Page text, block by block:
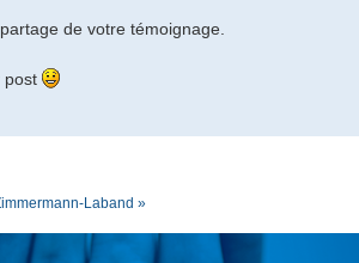
de votre témoignage.
post
Laband »